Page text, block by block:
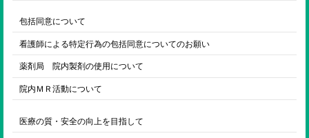
包括同意について
看護師による特定行為の包括同意についてのお願い
薬剤局 院内製剤の使用について
院内ＭＲ活動について
医療の質・安全の向上を目指して